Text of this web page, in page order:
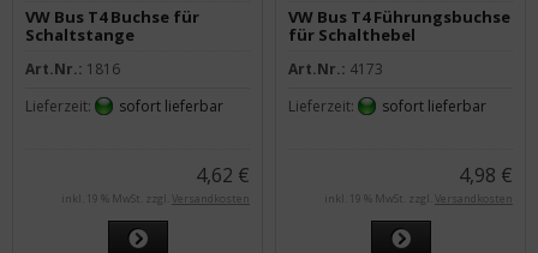
VW Bus T4 Buchse für
Schaltstange
Art.Nr.: 1816
Lieferzeit:
sofort lieferbar
4,62 €
inkl. 19 % MwSt. zzgl. Versandkosten
VW Bus T4 Führungsbuchse
für Schalthebel
Art.Nr.: 4173
Lieferzeit:
sofort lieferbar
4,98 €
inkl. 19 % MwSt. zzgl. Versandkosten